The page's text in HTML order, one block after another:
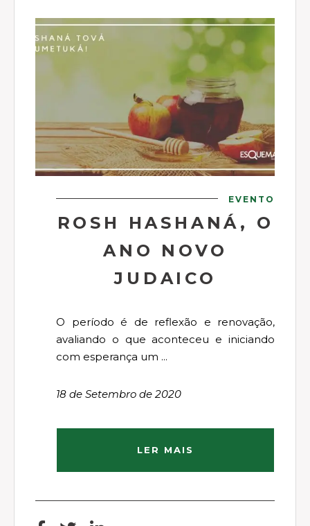
EVENTO
ROSH HASHANÁ, O
ANO NOVO
JUDAICO
O período é de reflexão e renovação,
avaliando o que aconteceu e iniciando
com esperança um ...
18 de Setembro de 2020
LER MAIS